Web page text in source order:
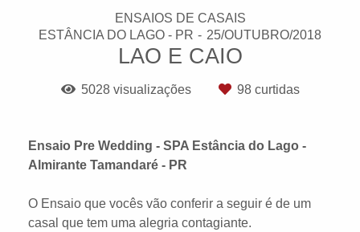
ENSAIOS DE CASAIS
ESTÂNCIA DO LAGO - PR
25/OUTUBRO/2018
LAO E CAIO
5028visualizações 98curtidas
Ensaio Pre Wedding - SPA Estância do Lago -
Almirante Tamandaré - PR
O Ensaio que vocês vão conferir a seguir é de um
casal que tem uma alegria contagiante.